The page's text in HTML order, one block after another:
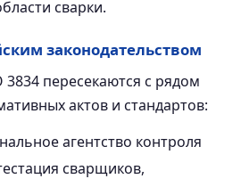
сварки.
законодательством
пересекаются с рядом
актов и стандартов:
агентство контроля
сварщиков,